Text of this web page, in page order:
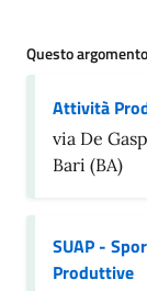
Questo
Attività
via De
Bari (BA)
SUAP -
Produttive